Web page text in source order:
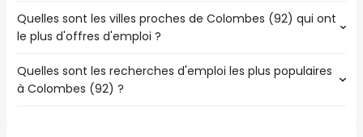
Les villes proches de Colombes (92) qui ont le plus
d'offres d'emploi - directeur administratif et financier
Argenteuil
Nanterre
Quelles sont les villes proches de Colombes (92) qui ont
le plus d'offres d'emploi ?
Les 10 villes proches de Colombes (92) qui ont le plus
d'offres d'emploi sont :
Quelles sont les recherches d'emploi les plus populaires
à Colombes (92) ?